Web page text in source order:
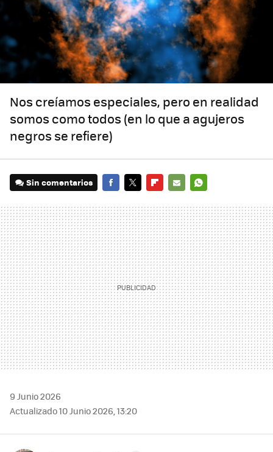
Nos creíamos especiales, pero en realidad
somos como todos (en lo que a agujeros
negros se refiere)
Sin comentarios
MAIL
9 Junio 2026
Actualizado 10 Junio 2026, 13:20